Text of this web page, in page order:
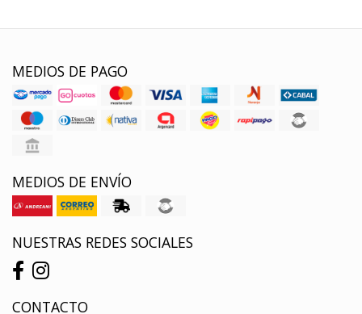
MEDIOS DE PAGO
MEDIOS DE ENVÍO
NUESTRAS REDES SOCIALES
CONTACTO